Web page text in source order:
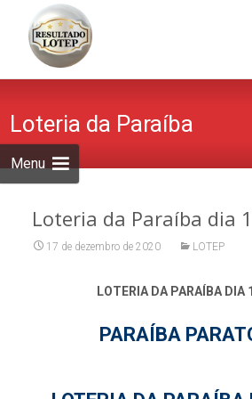
Menu
Loteria da Paraíba
Loteria da Paraíba dia
17 de dezembro de 2020 LOTEP
LOTERIA DA PARAÍBA
PARAÍBA